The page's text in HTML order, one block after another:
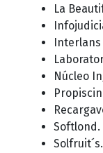
La
Interlans
Núcleo
Softlond.
Solfruit´s.